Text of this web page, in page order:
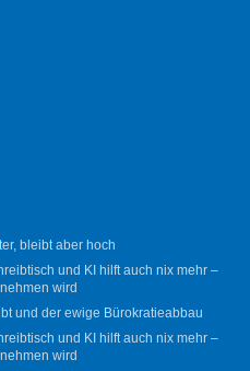
bleibt aber hoch
und KI hilft auch nix mehr –
wird
und der ewige Bürokratieabbau
und KI hilft auch nix mehr –
wird